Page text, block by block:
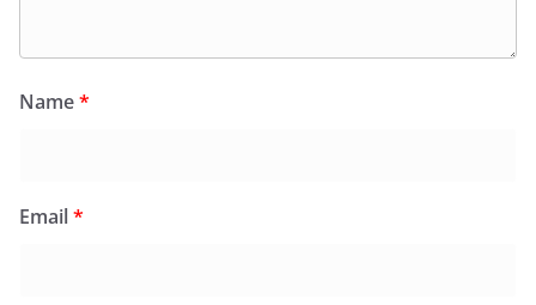
Name*
Email*